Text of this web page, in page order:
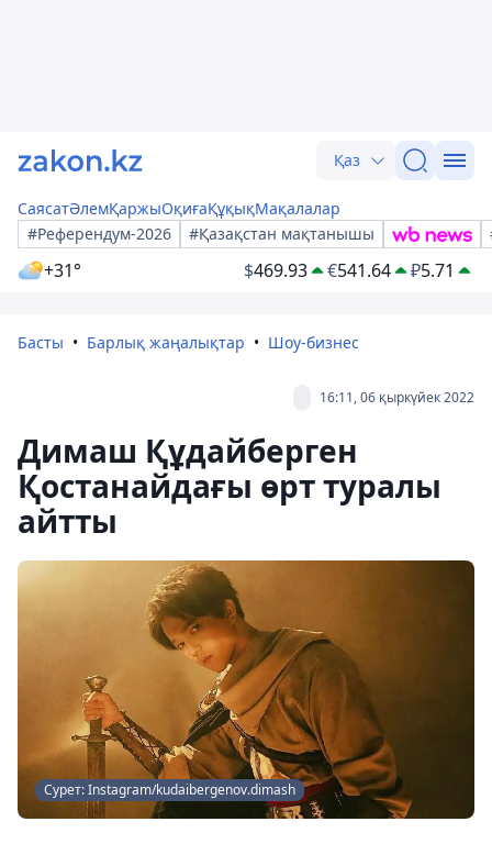
Қаз
СаясатӘлемҚаржыОқиғаҚұқықМақалалар
#Референдум-2026
#Қазақстан мақтанышы
+31° $469.93 €541.64 ₽5.71
Басты Барлық жаңалықтар Шоу-бизнес
16:11, 06 қыркүйек 2022
Димаш Құдайберген
Қостанайдағы өрт туралы
айтты
Сурет: Instagram/kudaibergenov.dimash